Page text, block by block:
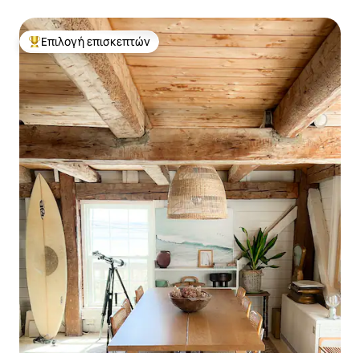
Κορυφαία επιλογή επισκεπτών
Επιλογή επισκεπτών